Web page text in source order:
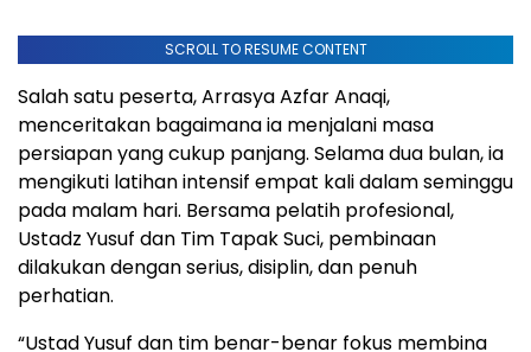
SCROLL TO RESUME CONTENT
Salah satu peserta, Arrasya Azfar Anaqi,
menceritakan bagaimana ia menjalani masa
persiapan yang cukup panjang. Selama dua bulan, ia
mengikuti latihan intensif empat kali dalam seminggu
pada malam hari. Bersama pelatih profesional,
Ustadz Yusuf dan Tim Tapak Suci, pembinaan
dilakukan dengan serius, disiplin, dan penuh
perhatian.
“Ustad Yusuf dan tim benar-benar fokus membina